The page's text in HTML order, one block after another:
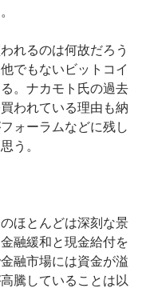
れるのは何故だろう
でもないビットコイ
。ナカモト氏の過去
われている理由も納
ォーラムなどに残し
う。
ほとんどは深刻な景
融緩和と現金給付を
融市場には資金が溢
騰していることは以